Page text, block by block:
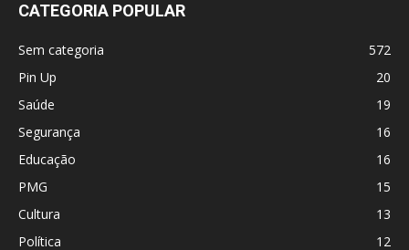
CATEGORIA POPULAR
Sem categoria
572
Pin Up
20
Saúde
19
Segurança
16
Educação
16
PMG
15
Cultura
13
Política
12